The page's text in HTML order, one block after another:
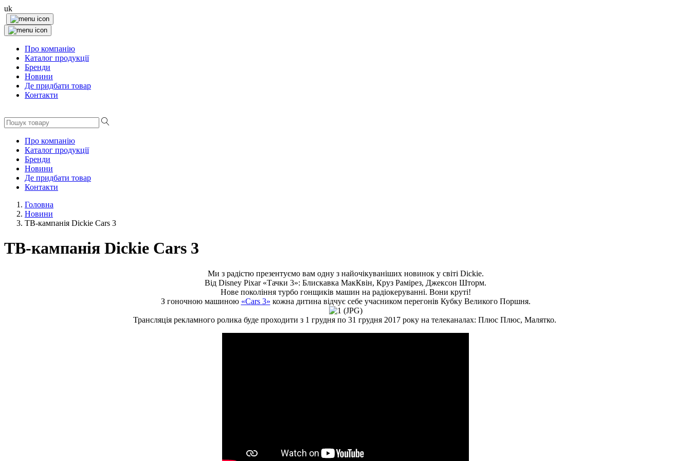
uk
Про компанію
Каталог продукції
Бренди
Новини
Де придбати товар
Контакти
Про компанію
Каталог продукції
Бренди
Новини
Де придбати товар
Контакти
Головна
Новини
ТВ-кампанія Dickie Cars 3
ТВ-кампанія Dickie Cars 3
Ми з радістю презентуємо вам одну з найочікуваніших новинок у світі Dickie.
Від Disney Pixar «Тачки 3»: Блискавка МакКвін, Круз Рамірез, Джексон Шторм.
Нове покоління турбо гонщиків машин на радіокеруванні. Вони круті!
З гоночною машиною «Cars 3» кожна дитина відчує себе учасником перегонів Кубку Великого Поршня.
Трансляція рекламного ролика буде проходити з 1 грудня по 31 грудня 2017 року на телеканалах: Плюс Плюс, Малятко.